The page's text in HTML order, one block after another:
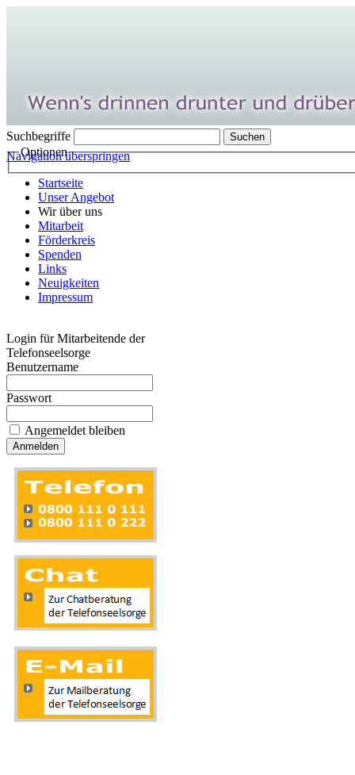
Suchbegriffe
Optionen
Navigation überspringen
Startseite
Unser Angebot
Wir über uns
Mitarbeit
Förderkreis
Spenden
Links
Neuigkeiten
Impressum
Login für Mitarbeitende der
Telefonseelsorge
Benutzername
Passwort
Angemeldet bleiben